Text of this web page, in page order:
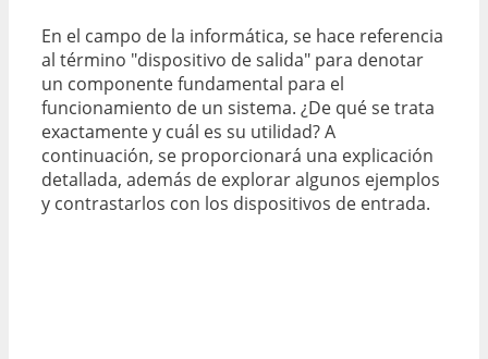
En el campo de la informática, se hace referencia
al término "dispositivo de salida" para denotar
un componente fundamental para el
funcionamiento de un sistema. ¿De qué se trata
exactamente y cuál es su utilidad? A
continuación, se proporcionará una explicación
detallada, además de explorar algunos ejemplos
y contrastarlos con los dispositivos de entrada.